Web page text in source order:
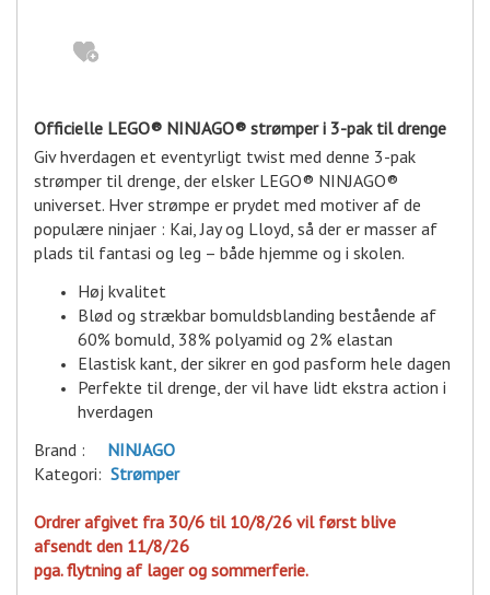
Officielle LEGO® NINJAGO® strømper i 3-pak til drenge
Giv hverdagen et eventyrligt twist med denne 3-pak
strømper til drenge, der elsker LEGO® NINJAGO®
universet. Hver strømpe er prydet med motiver af de
populære ninjaer : Kai, Jay og Lloyd, så der er masser af
plads til fantasi og leg – både hjemme og i skolen.
Høj kvalitet
Blød og strækbar bomuldsblanding bestående af
60% bomuld, 38% polyamid og 2% elastan
Elastisk kant, der sikrer en god pasform hele dagen
Perfekte til drenge, der vil have lidt ekstra action i
hverdagen
Brand :
NINJAGO
Kategori: Strømper
Ordrer afgivet fra 30/6 til 10/8/26 vil først blive
afsendt den 11/8/26
pga. flytning af lager og sommerferie.